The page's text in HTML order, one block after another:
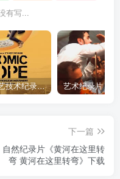
有写...
自然，工艺技术纪录片《原子能的希望 Atomic Hope – Inside the Pro-Nuclear Movement》下载
下一篇
自然纪录片《黄河在这里转
弯 黄河在这里转弯》下载